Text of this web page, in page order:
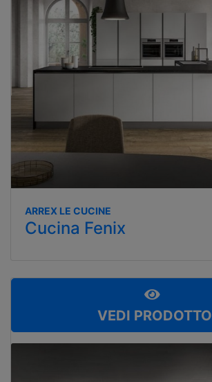
ARREX LE CUCINE
Cucina Fenix
VEDI PRODOTTO